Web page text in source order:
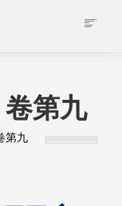
卷第九
第九